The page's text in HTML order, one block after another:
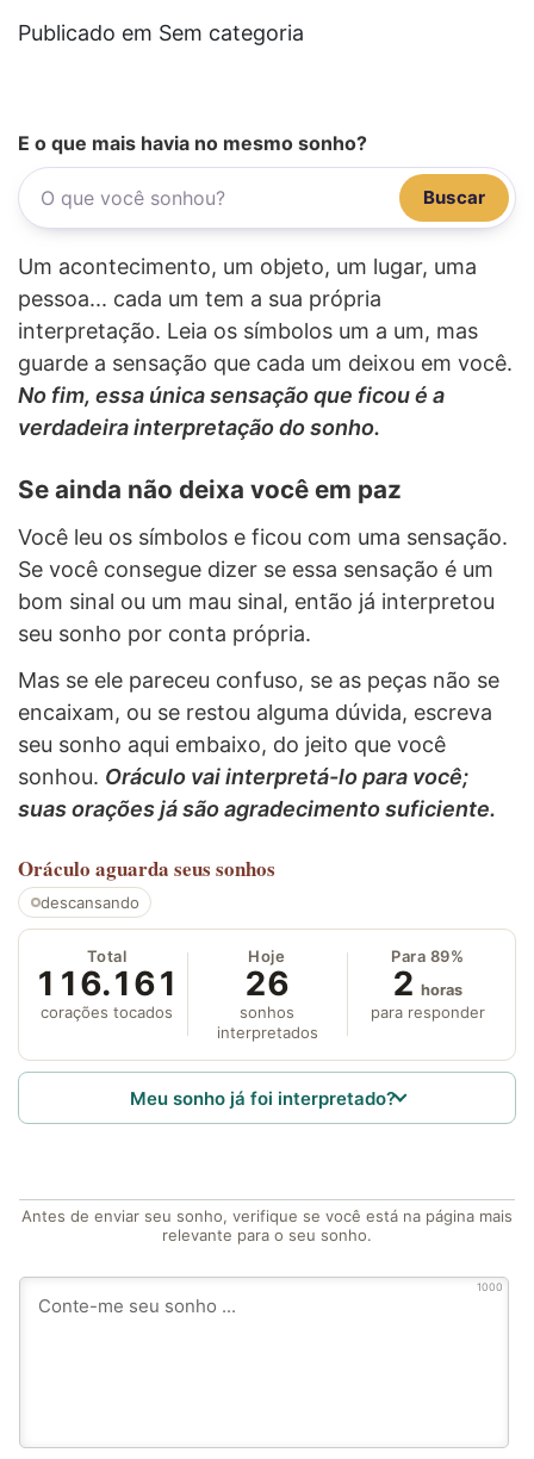
Publicado em Sem categoria
E o que mais havia no mesmo sonho?
Buscar
Um acontecimento, um objeto, um lugar, uma
pessoa... cada um tem a sua própria
interpretação. Leia os símbolos um a um, mas
guarde a sensação que cada um deixou em você.
No fim, essa única sensação que ficou é a
verdadeira interpretação do sonho.
Se ainda não deixa você em paz
Você leu os símbolos e ficou com uma sensação.
Se você consegue dizer se essa sensação é um
bom sinal ou um mau sinal, então já interpretou
seu sonho por conta própria.
Mas se ele pareceu confuso, se as peças não se
encaixam, ou se restou alguma dúvida, escreva
seu sonho aqui embaixo, do jeito que você
sonhou. Oráculo vai interpretá-lo para você;
suas orações já são agradecimento suficiente.
Oráculo aguarda seus sonhos
descansando
Total
116.161
corações tocados
Hoje
26
sonhos
interpretados
Para 89%
2 horas
para responder
Meu sonho já foi interpretado?
Antes de enviar seu sonho, verifique se você está na página mais
relevante para o seu sonho.
1000